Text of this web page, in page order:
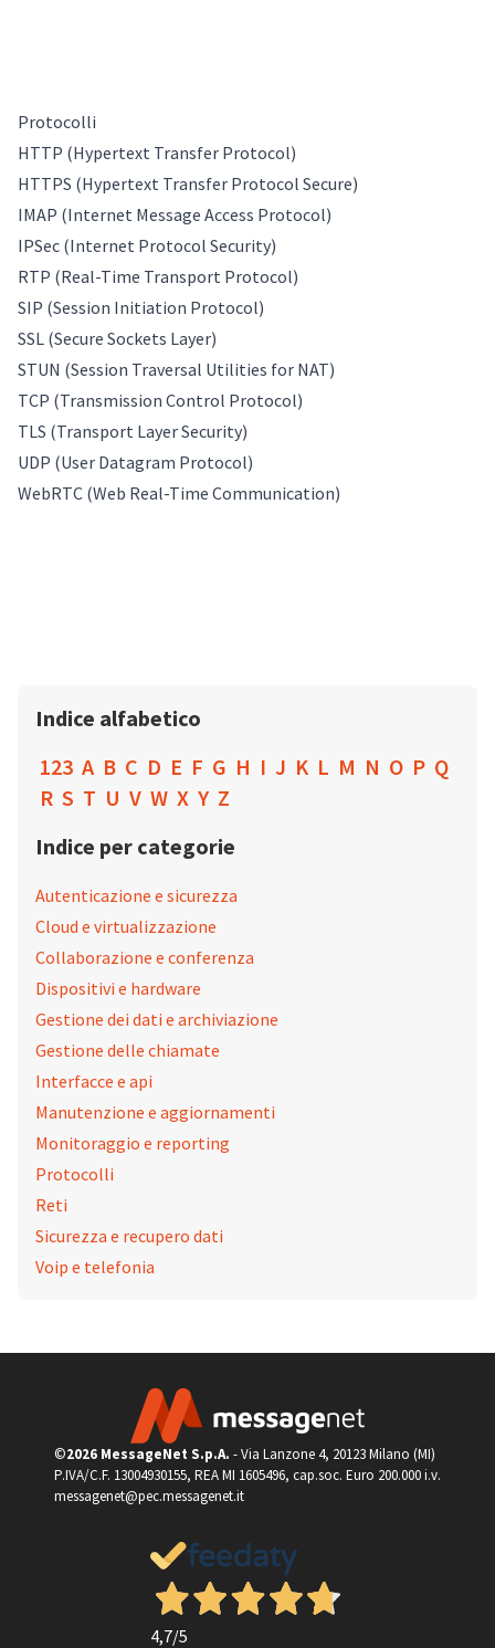
Protocolli
HTTP (Hypertext Transfer Protocol)
HTTPS (Hypertext Transfer Protocol Secure)
IMAP (Internet Message Access Protocol)
IPSec (Internet Protocol Security)
RTP (Real-Time Transport Protocol)
SIP (Session Initiation Protocol)
SSL (Secure Sockets Layer)
STUN (Session Traversal Utilities for NAT)
TCP (Transmission Control Protocol)
TLS (Transport Layer Security)
UDP (User Datagram Protocol)
WebRTC (Web Real-Time Communication)
Indice alfabetico
123 A B C D E F G H I J K L M N O P Q
R S T U V W X Y Z
Indice per categorie
Autenticazione e sicurezza
Cloud e virtualizzazione
Collaborazione e conferenza
Dispositivi e hardware
Gestione dei dati e archiviazione
Gestione delle chiamate
Interfacce e api
Manutenzione e aggiornamenti
Monitoraggio e reporting
Protocolli
Reti
Sicurezza e recupero dati
Voip e telefonia
©2026 MessageNet S.p.A. - Via Lanzone 4, 20123 Milano (MI)
P.IVA/C.F. 13004930155, REA MI 1605496, cap.soc. Euro 200.000 i.v.
messagenet@pec.messagenet.it
4,7/5